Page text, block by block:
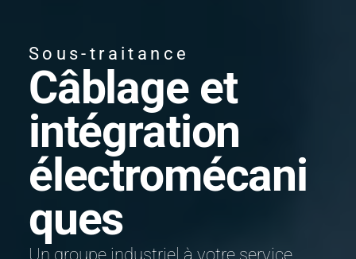
Sous-traitance
Câblage et
intégration
électromécani
ques
Un groupe industriel à votre service